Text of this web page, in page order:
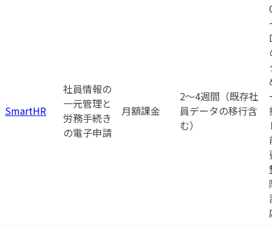
SmartHR
社員情報の
一元管理と
労務手続き
の電子申請
月額課金
2〜4週間（既存社
員データの移行含
む）